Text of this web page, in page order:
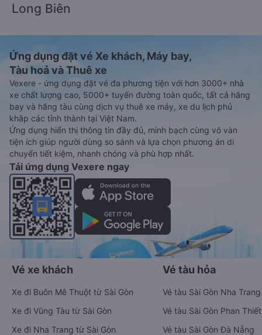
Long Biên
Ứng dụng đặt vé Xe khách, Máy bay,
Tàu hoả và Thuê xe
Vexere - ứng dụng đặt vé đa phương tiện với hơn 3000+ nhà
xe chất lượng cao, 5000+ tuyến đường toàn quốc, tất cả hãng
bay và hãng tàu cùng dịch vụ thuê xe máy, xe du lịch phủ
khắp các tỉnh thành tại Việt Nam.
Ứng dụng hiển thị thông tin đầy đủ, minh bạch cùng vô vàn
tiện ích giúp người dùng so sánh và lựa chọn phương án di
chuyển tiết kiệm, nhanh chóng và phù hợp nhất.
Tải ứng dụng Vexere ngay
Vé xe khách
Xe đi Buôn Mê Thuột từ Sài Gòn
Xe đi Vũng Tàu từ Sài Gòn
Xe đi Nha Trang từ Sài Gòn
Vé tàu hỏa
Vé tàu Sài Gòn Nha Trang
Vé tàu Sài Gòn Phan Thiết
Vé tàu Sài Gòn Đà Nẵng